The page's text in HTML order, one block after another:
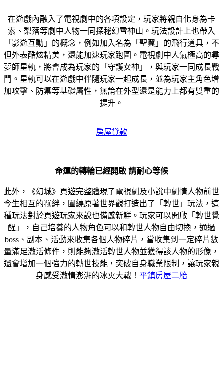
在遊戲內融入了電視劇中的各項設定，玩家將親自化身為卡
索、梨落等劇中人物一同探秘幻雪神山。玩法設計上也帶入
「影遊互動」的概念，例如加入名為「聖翼」的飛行道具，不
但外表酷炫精美，還能加速玩家跑圖。電視劇中人氣極高的尋
夢師星軌，將會成為玩家的「守護女神」，與玩家一同成長戰
鬥。星軌可以在遊戲中伴隨玩家一起成長，並為玩家主角色增
加攻擊、防禦等基礎屬性，無論在外型還是能力上都有雙重的
提升。
房屋貸款
命運的轉輪已經開啟 請耐心等候
此外，《幻城》頁遊完整體現了電視劇及小說中劇情人物前世
今生相互的羈絆，圍繞原著世界觀打造出了「轉世」玩法，這
種玩法對於頁遊玩家來說也備感新鮮。玩家可以開啟「轉世覺
醒」，自己培養的人物角色可以和轉世人物自由切換，通過
boss、副本、活動來收集各個人物碎片，當收集到一定碎片數
量滿足激活條件，則能夠激活轉世人物並獲得該人物的形像，
還會增加一個強力的轉世技能，突破自身職業限制，讓玩家親
身感受激情澎湃的冰火大戰！ 平鎮房屋二胎